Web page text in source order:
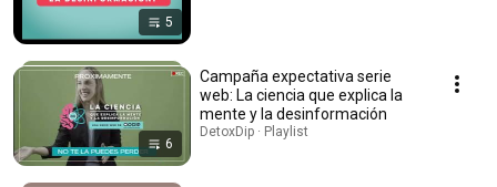
5
6
Campaña expectativa serie
web: La ciencia que explica la
mente y la desinformación
DetoxDip · Playlist